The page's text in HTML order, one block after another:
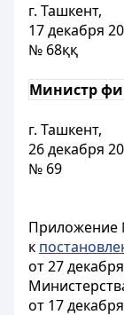
г. Ташкент,
17 декабря
№ 68ққ
Министр
г. Ташкент,
26 декабря
№ 69
Приложение
к
от 27
от 17